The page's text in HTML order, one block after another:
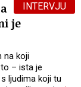
INTERVJU
je
na koji
– ista je
ljudima koji tu